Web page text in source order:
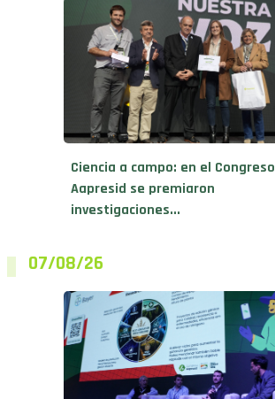
Ciencia a campo: en el Congreso
Aapresid se premiaron
investigaciones...
07/08/26